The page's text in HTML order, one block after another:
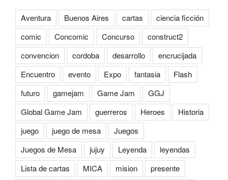
Aventura Buenos Aires cartas
ciencia ficción
comic
Concomic Concurso
construct2
convencion
cordoba desarrollo
encrucijada
Encuentro
evento Expo fantasia
Flash
futuro
gamejam Game Jam
GGJ
Global Game Jam
guerreros Heroes
Historia
juego
juego de mesa
Juegos
Juegos de Mesa
jujuy Leyenda
leyendas
Lista de cartas
MICA mision presente